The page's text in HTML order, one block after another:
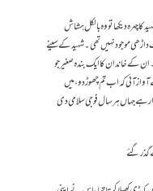
چہرہ دیکھا تو وہ بالکل ہشاش
موجود نہیں تھی ۔شہید کے سینے
کے خاندان کا ایک بندہ صغیر جو
آئی کہ اب تم چھوڑ دو ،میں
ہے جہاں ہر سال فوجی سلامی دی